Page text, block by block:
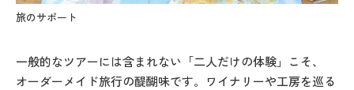
旅のサポート
一般的なツアーには含まれない「二人だけの体験」こそ、
オーダーメイド旅行の醍醐味です。ワイナリーや工房を巡る